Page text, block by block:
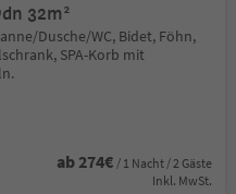
32m²
Dusche/WC, Bidet, Föhn,
SPA-Korb mit
ab 274€ / 1 Nacht / 2 Gäste
Inkl. MwSt.